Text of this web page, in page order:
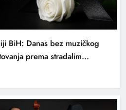
BiH: Danas bez muzičkog
prema stradalim